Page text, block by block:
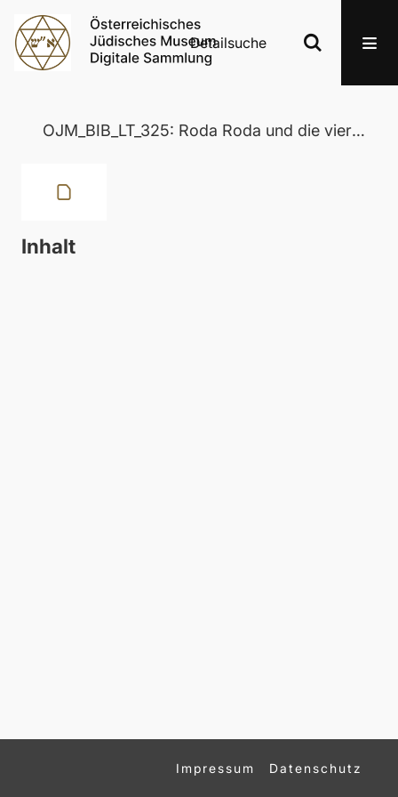
Detailsuche
OJM_BIB_LT_325: Roda Roda und die vierzig Schurken
Inhalt
Impressum Datenschutz